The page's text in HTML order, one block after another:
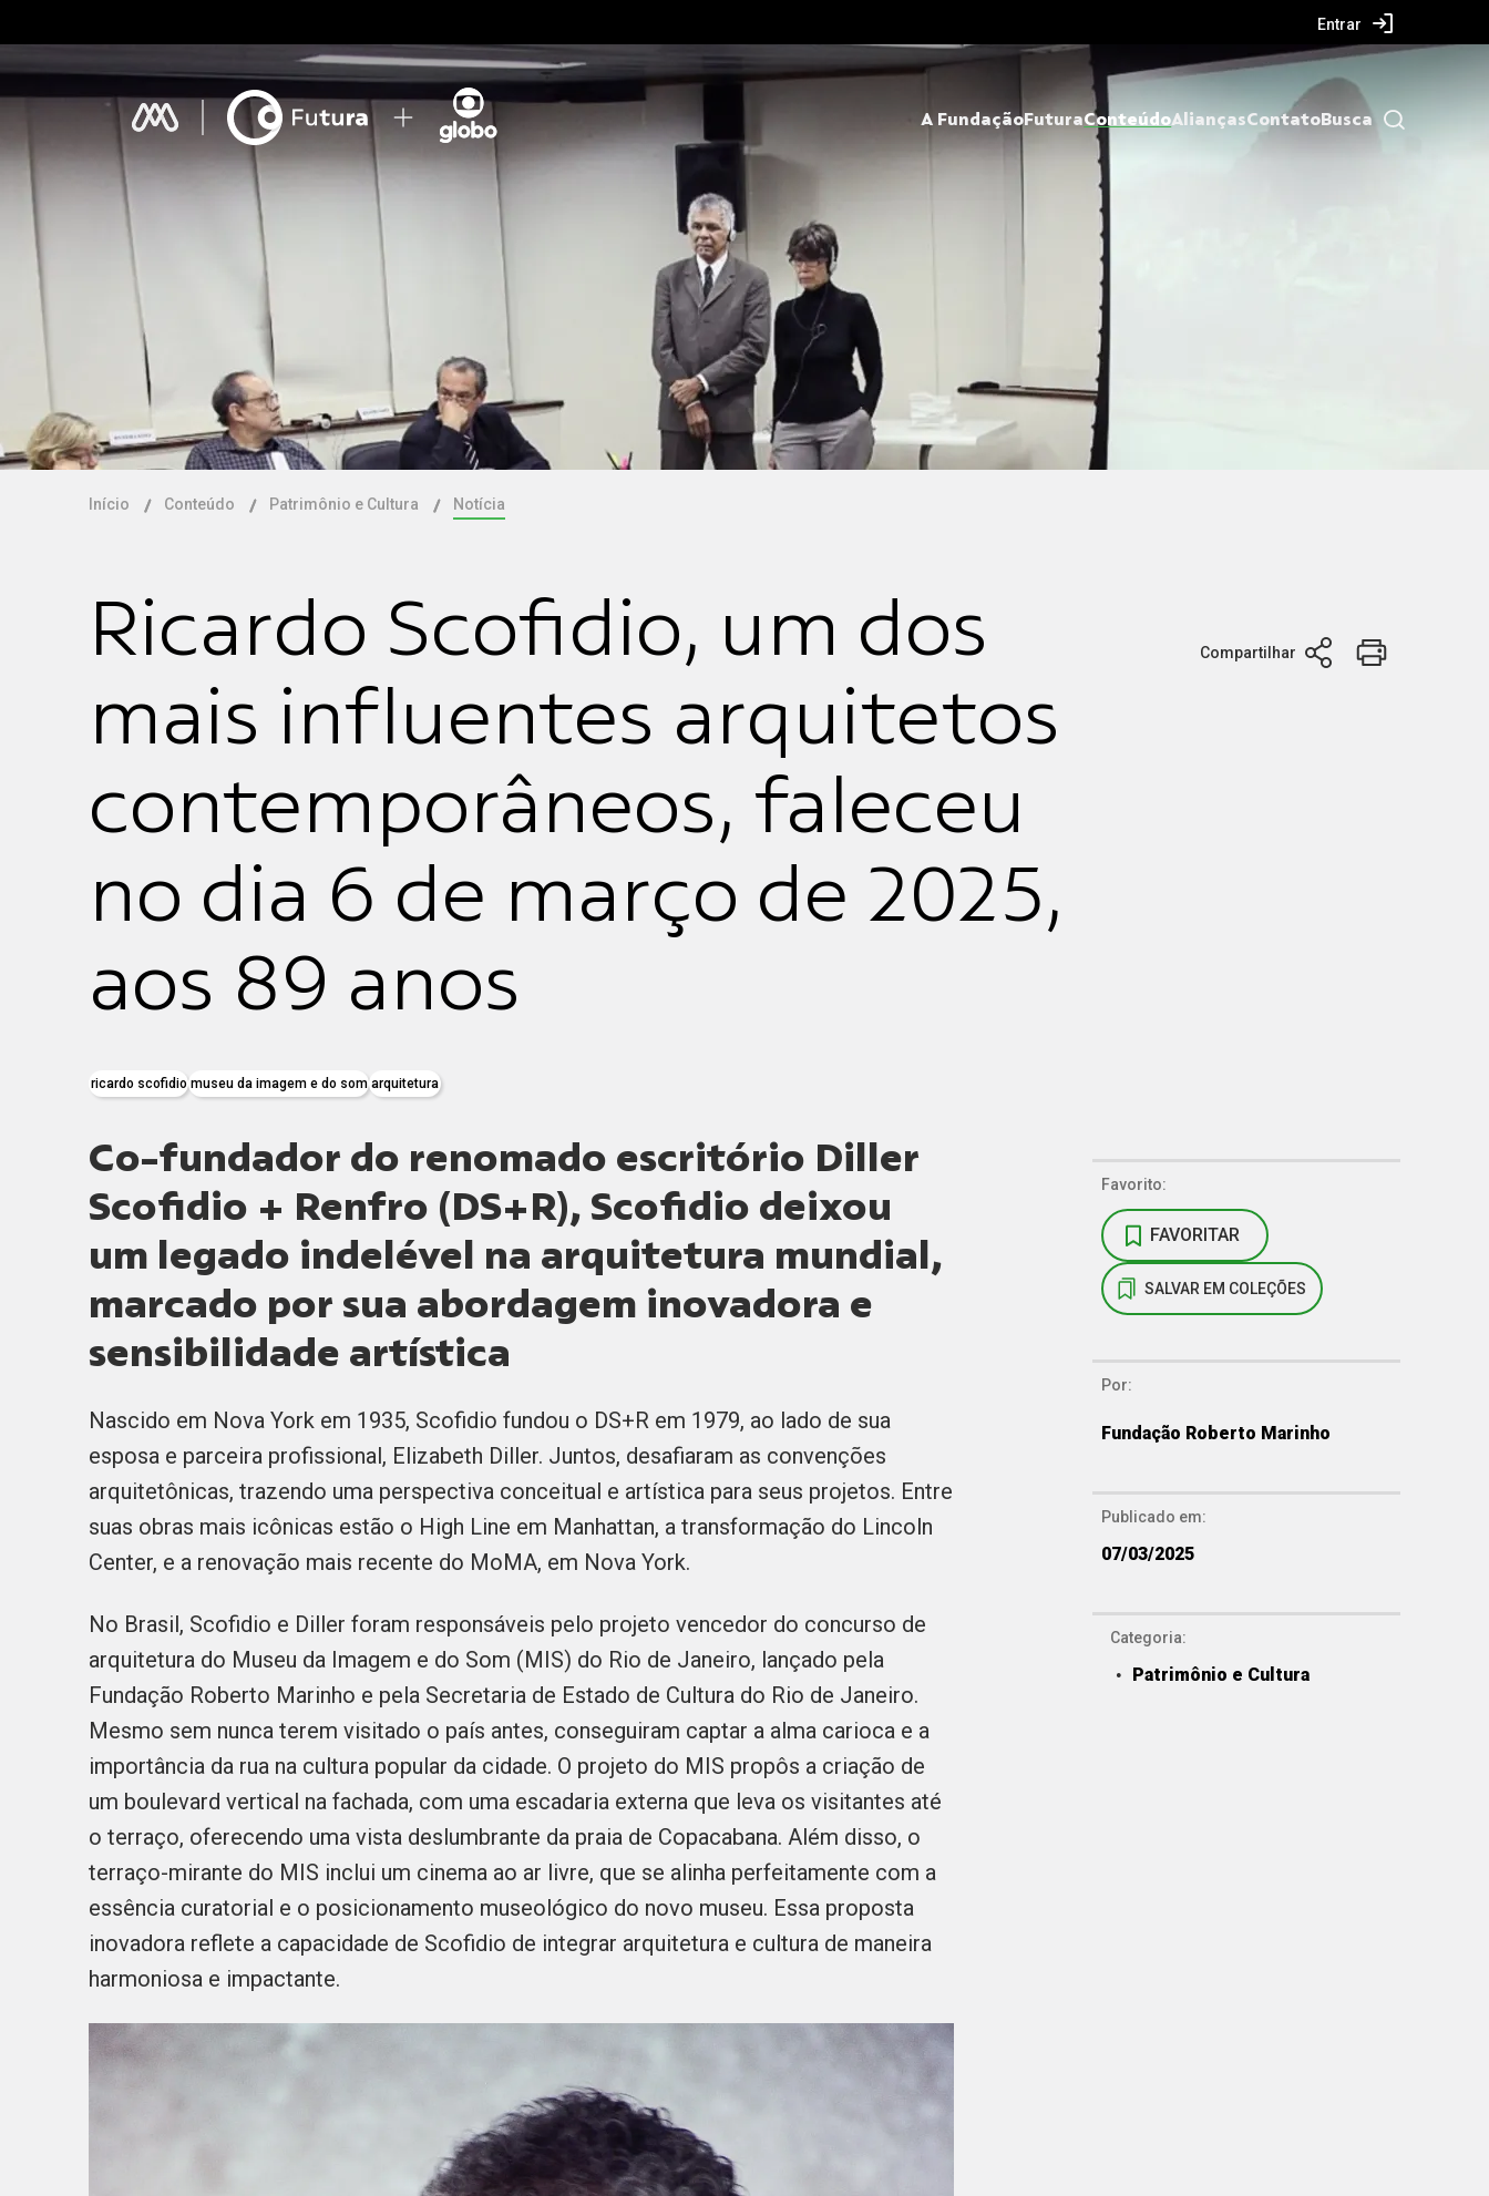
Entrar
A FundaçãoFuturaConteúdoAliançasContatoBusca
Início Conteúdo Patrimônio e Cultura Notícia
Ricardo Scofidio, um dos
mais influentes arquitetos
contemporâneos, faleceu
no dia 6 de março de 2025,
aos 89 anos
ricardo scofidio museu da imagem e do som arquitetura
Compartilhar
Co-fundador do renomado escritório Diller
Scofidio + Renfro (DS+R), Scofidio deixou
um legado indelével na arquitetura mundial,
marcado por sua abordagem inovadora e
sensibilidade artística
Nascido em Nova York em 1935, Scofidio fundou o DS+R em 1979, ao lado de sua
esposa e parceira profissional, Elizabeth Diller. Juntos, desafiaram as convenções
arquitetônicas, trazendo uma perspectiva conceitual e artística para seus projetos. Entre
suas obras mais icônicas estão o High Line em Manhattan, a transformação do Lincoln
Center, e a renovação mais recente do MoMA, em Nova York.
No Brasil, Scofidio e Diller foram responsáveis pelo projeto vencedor do concurso de
arquitetura do Museu da Imagem e do Som (MIS) do Rio de Janeiro, lançado pela
Fundação Roberto Marinho e pela Secretaria de Estado de Cultura do Rio de Janeiro.
Mesmo sem nunca terem visitado o país antes, conseguiram captar a alma carioca e a
importância da rua na cultura popular da cidade. O projeto do MIS propôs a criação de
um boulevard vertical na fachada, com uma escadaria externa que leva os visitantes até
o terraço, oferecendo uma vista deslumbrante da praia de Copacabana. Além disso, o
terraço-mirante do MIS inclui um cinema ao ar livre, que se alinha perfeitamente com a
essência curatorial e o posicionamento museológico do novo museu. Essa proposta
inovadora reflete a capacidade de Scofidio de integrar arquitetura e cultura de maneira
harmoniosa e impactante.
Favorito:
FAVORITAR
SALVAR EM COLEÇÕES
Por:
Fundação Roberto Marinho
Publicado em:
07/03/2025
Categoria:
Patrimônio e Cultura